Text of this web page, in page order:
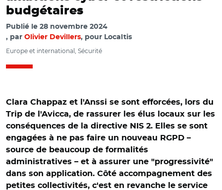
budgétaires
Publié le 28 novembre 2024
par Olivier Devillers, pour Localtis
Europe et international, Sécurité
Clara Chappaz et l'Anssi se sont efforcées, lors du
Trip de l'Avicca, de rassurer les élus locaux sur les
conséquences de la directive NIS 2. Elles se sont
engagées à ne pas faire un nouveau RGPD –
source de beaucoup de formalités
administratives – et à assurer une "progressivité"
dans son application. Côté accompagnement des
petites collectivités, c'est en revanche le service